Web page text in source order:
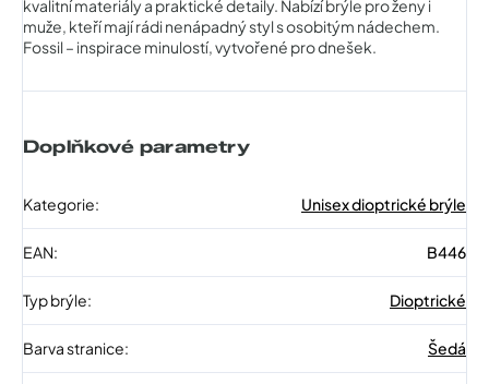
kvalitní materiály a praktické detaily. Nabízí brýle pro ženy i
muže, kteří mají rádi nenápadný styl s osobitým nádechem.
Fossil – inspirace minulostí, vytvořené pro dnešek.
Doplňkové parametry
Kategorie: Unisex dioptrické brýle
EAN: B446
Typ brýle: Dioptrické
Barva stranice: Šedá